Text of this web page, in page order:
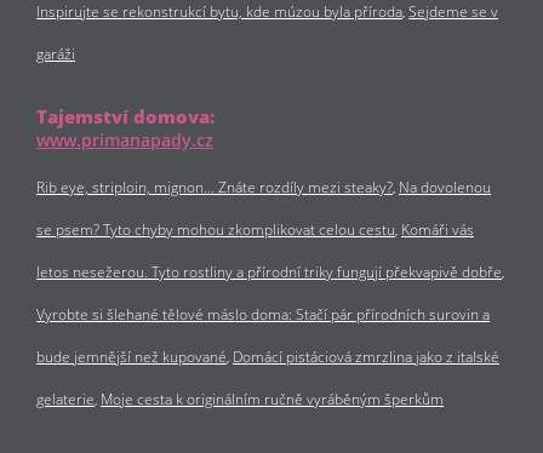
Inspirujte se rekonstrukcí bytu, kde múzou byla příroda Sejdeme se v
garáži
Tajemství domova:
www.primanapady.cz
Rib eye, striploin, mignon… Znáte rozdíly mezi steaky? Na dovolenou
se psem? Tyto chyby mohou zkomplikovat celou cestu Komáři vás
letos nesežerou. Tyto rostliny a přírodní triky fungují překvapivě dobře
Vyrobte si šlehané tělové máslo doma: Stačí pár přírodních surovin a
bude jemnější než kupované Domácí pistáciová zmrzlina jako z italské
gelaterie Moje cesta k originálním ručně vyráběným šperkům